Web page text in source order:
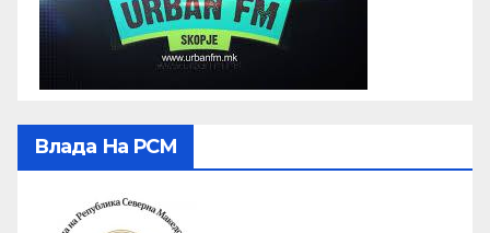
Влада На РСМ